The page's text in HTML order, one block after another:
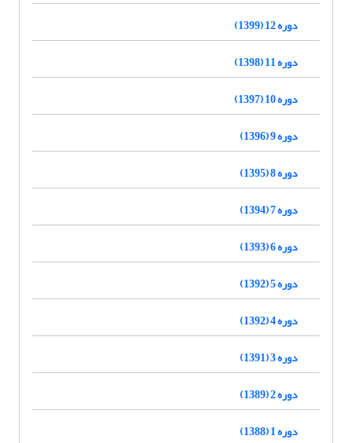
دوره 12 (1399)
دوره 11 (1398)
دوره 10 (1397)
دوره 9 (1396)
دوره 8 (1395)
دوره 7 (1394)
دوره 6 (1393)
دوره 5 (1392)
دوره 4 (1392)
دوره 3 (1391)
دوره 2 (1389)
دوره 1 (1388)